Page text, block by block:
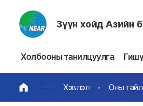
Зүүн хойд Азийн
Холбооны танилцуулга
Хэвлэл Оны